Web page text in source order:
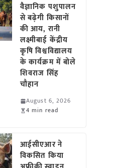
वैज्ञानिक पशुपालन
से बढ़ेगी किसानों
की आय, रानी
लक्ष्मीबाई केंद्रीय
कृषि विश्वविद्यालय
के कार्यक्रम में बोले
शिवराज सिंह
चौहान
August 6, 2026
4 min read
आईसीएआर ने
विकसित किया